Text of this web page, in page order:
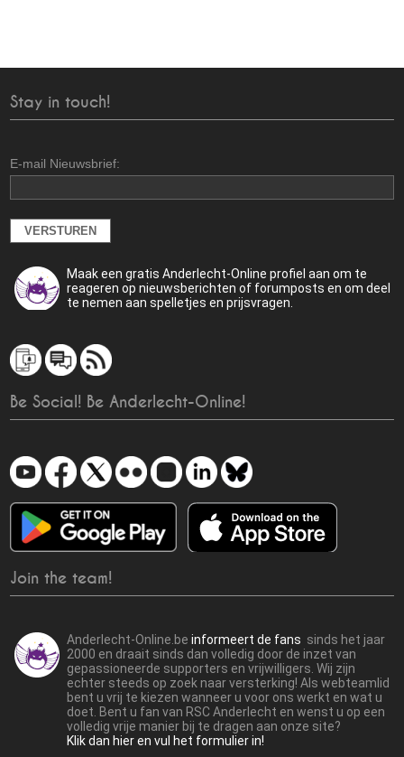
Stay in touch!
E-mail Nieuwsbrief:
Maak een gratis Anderlecht-Online profiel aan om te
reageren op nieuwsberichten of forumposts en om deel
te nemen aan spelletjes en prijsvragen.
Be Social! Be Anderlecht-Online!
Join the team!
Anderlecht-Online.beinformeert de fans sinds het jaar
2000 en draait sinds dan volledig door de inzet van
gepassioneerde supporters en vrijwilligers. Wij zijn
echter steeds op zoek naar versterking! Als webteamlid
bent u vrij te kiezen wanneer u voor ons werkt en wat u
doet. Bent u fan van RSC Anderlecht en wenst u op een
volledig vrije manier bij te dragen aan onze site?
Klik dan hier en vul het formulier in!